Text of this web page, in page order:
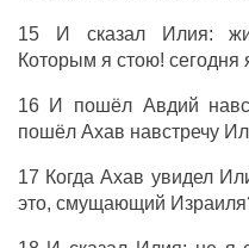
15 И сказал Илия:
Которым я стою! сегодня
16 И пошёл Авдий
пошёл Ахав навстречу
17 Когда Ахав увидел
это, смущающий